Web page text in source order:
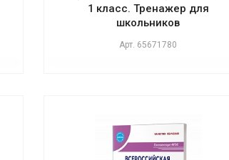
1 класс. Тренажер для
школьников
Арт. 65671780